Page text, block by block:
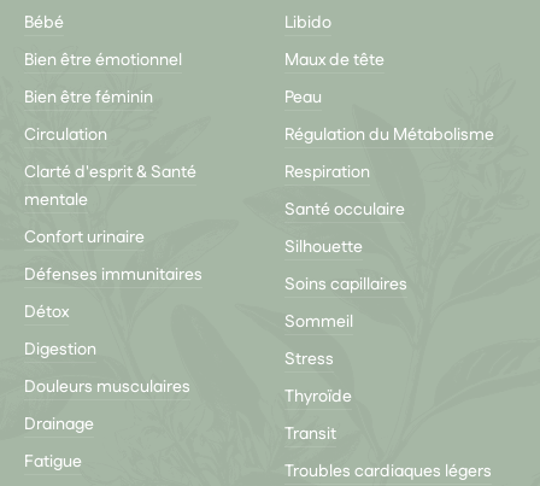
Bébé
Bien être émotionnel
Bien être féminin
Circulation
Clarté d'esprit & Santé
mentale
Confort urinaire
Défenses immunitaires
Détox
Digestion
Douleurs musculaires
Drainage
Fatigue
Libido
Maux de tête
Peau
Régulation du Métabolisme
Respiration
Santé occulaire
Silhouette
Soins capillaires
Sommeil
Stress
Thyroïde
Transit
Troubles cardiaques légers